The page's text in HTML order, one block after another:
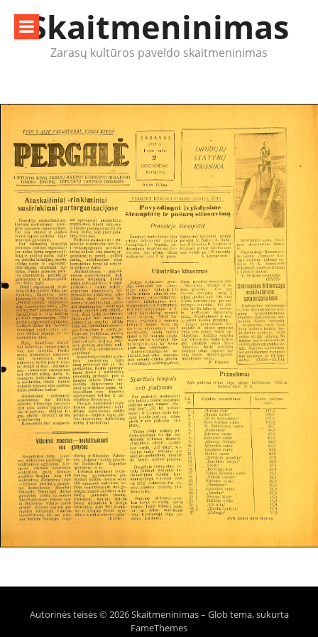
turinioSkaitmeninimas
Zarasų kultūros paveldo skaitmeninimas
Autorinės teisės © 2026 Skaitmeninimas– Glob tema, sukurta
FameThemes